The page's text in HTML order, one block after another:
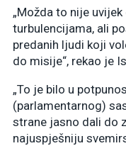
„Možda to nije
turbulencijama, ali
predanih ljudi koji
do misije“, rekao je
„To je bilo u
(parlamentarnog)
strane jasno dali do
najuspješniju